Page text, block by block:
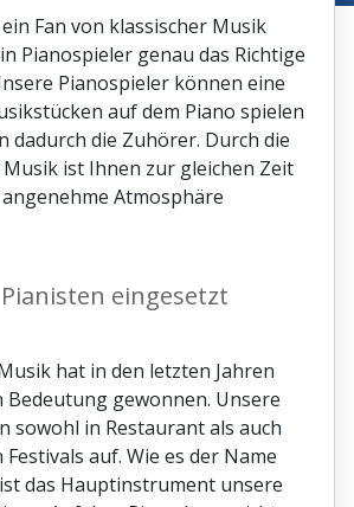
Fan von klassischer Musik
Pianospieler genau das Richtige
Pianospieler können eine
auf dem Piano spielen
dadurch die Zuhörer. Durch die
ist Ihnen zur gleichen Zeit
Atmosphäre
eingesetzt
hat in den letzten Jahren
Bedeutung gewonnen. Unsere
sowohl in Restaurant als auch
auf. Wie es der Name
das Hauptinstrument unsere